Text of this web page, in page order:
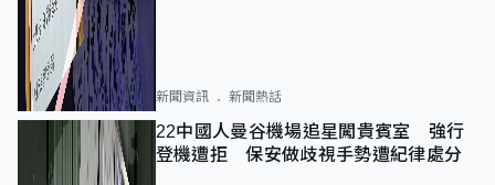
新聞資訊 新聞熱話
22中國人曼谷機場追星闖貴賓室 強行
登機遭拒 保安做歧視手勢遭紀律處分